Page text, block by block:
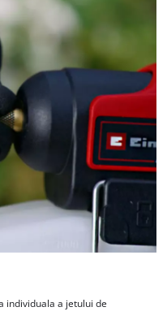
individuala a jetului de